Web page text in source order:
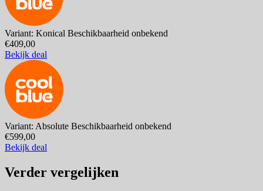
Variant: Konical Beschikbaarheid onbekend
€409,00
Bekijk deal
Variant: Absolute Beschikbaarheid onbekend
€599,00
Bekijk deal
Verder vergelijken